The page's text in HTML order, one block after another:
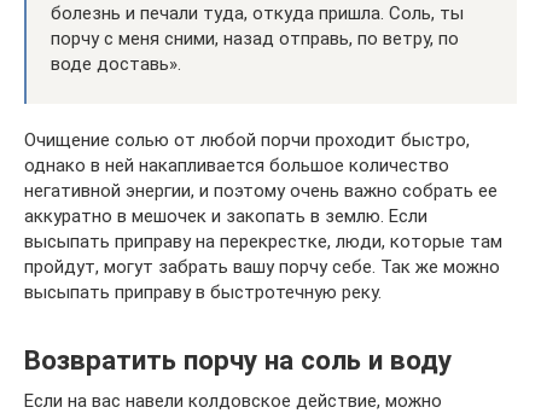
болезнь и печали туда, откуда пришла. Соль, ты
порчу с меня сними, назад отправь, по ветру, по
воде доставь».
Очищение солью от любой порчи проходит быстро,
однако в ней накапливается большое количество
негативной энергии, и поэтому очень важно собрать ее
аккуратно в мешочек и закопать в землю. Если
высыпать приправу на перекрестке, люди, которые там
пройдут, могут забрать вашу порчу себе. Так же можно
высыпать приправу в быстротечную реку.
Возвратить порчу на соль и воду
Если на вас навели колдовское действие, можно